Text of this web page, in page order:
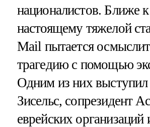
националистов. Ближе
настоящему тяжелой
Mail пытается
трагедию с помощью
Одним из них
Зисельс, сопрезидент
еврейских